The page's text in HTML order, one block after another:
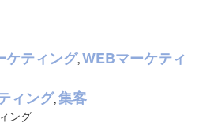
ケティング,WEBマーケティ
ィング,集客
ング